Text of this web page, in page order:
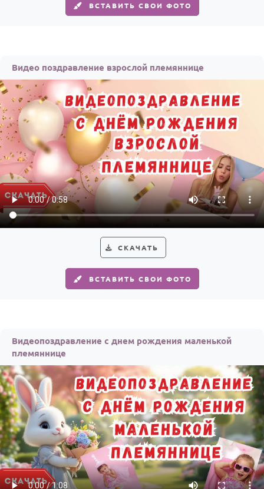
ВСТАВИТЬ СВОИ ФОТО
Видео поздравление взрослой племяннице
СКАЧАТЬ
ВСТАВИТЬ СВОИ ФОТО
Видеопоздравление с днем рождения маленькой
племяннице